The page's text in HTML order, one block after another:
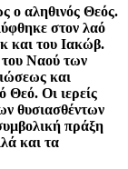
ο αληθινός Θεός.
στον λαό
και του Ιακώβ.
του Ναού των
και
Θεό. Οι ιερείς
θυσιασθέντων
πράξη
και τα